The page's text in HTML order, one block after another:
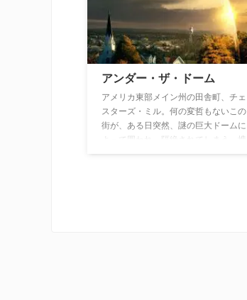
アンダー・ザ・ドーム
アメリカ東部メイン州の田舎町、チェ
スターズ・ミル。何の変哲もないこの
街が、ある日突然、謎の巨大ドームに
よって囲われ、隔絶されてしまう。携